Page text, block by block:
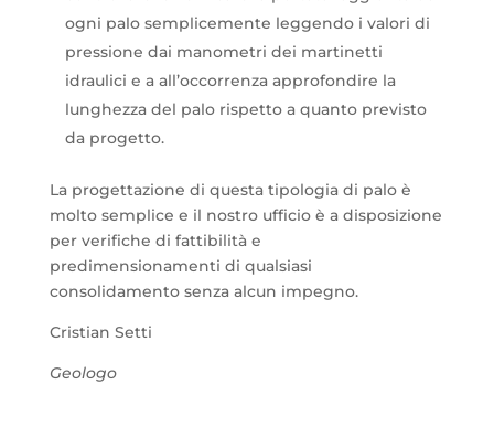
ogni palo semplicemente leggendo i valori di
pressione dai manometri dei martinetti
idraulici e a all’occorrenza approfondire la
lunghezza del palo rispetto a quanto previsto
da progetto.
La progettazione di questa tipologia di palo è
molto semplice e il nostro ufficio è a disposizione
per verifiche di fattibilità e
predimensionamenti di qualsiasi
consolidamento senza alcun impegno.
Cristian Setti
Geologo